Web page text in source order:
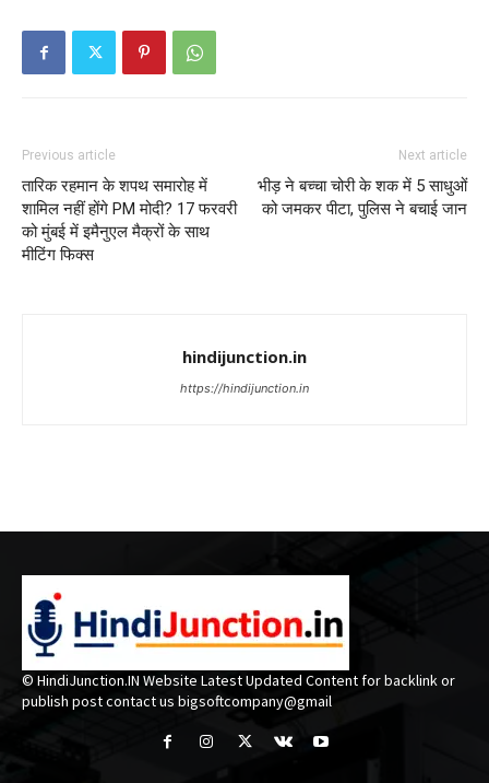
Previous article
तारिक रहमान के शपथ समारोह में
शामिल नहीं होंगे PM मोदी? 17 फरवरी
को मुंबई में इमैनुएल मैक्रों के साथ
मीटिंग फिक्स
Next article
भीड़ ने बच्चा चोरी के शक में 5 साधुओं
को जमकर पीटा, पुलिस ने बचाई जान
hindijunction.in
https://hindijunction.in
© HindiJunction.IN Website Latest Updated Content for backlink or
publish post contact us bigsoftcompany@gmail